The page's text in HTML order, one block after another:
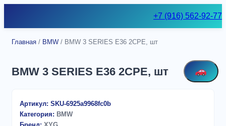
+7 (916) 562-92-77
Главная / BMW / BMW 3 SERIES E36 2CPE, шт
BMW 3 SERIES E36 2CPE, шт
Артикул: SKU-6925a9968fc0b
Категория: BMW